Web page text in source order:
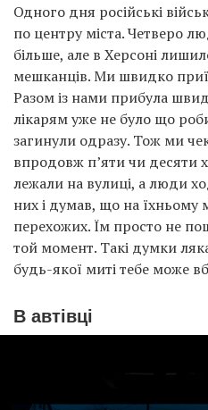
Одного дня російські
по центру міста. Четверо
більше, але в Херсоні
мешканців. Ми швидко
Разом із нами прибула
лікарям уже не було що
загинули одразу. Тож ми
впродовж п’яти чи десяти
лежали на вулиці, а люди
них і думав, що на їхньому
перехожих. Їм просто не
той момент. Такі думки
будь-якої миті тебе може
В автівці